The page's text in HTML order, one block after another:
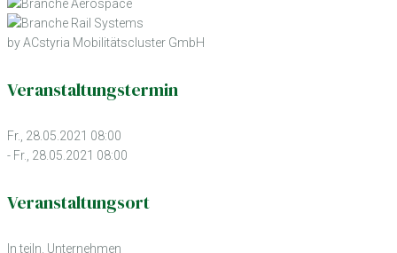
by ACstyria Mobilitätscluster GmbH
Veranstaltungstermin
Fr., 28.05.2021 08:00
- Fr., 28.05.2021 08:00
Veranstaltungsort
In teiln. Unternehmen